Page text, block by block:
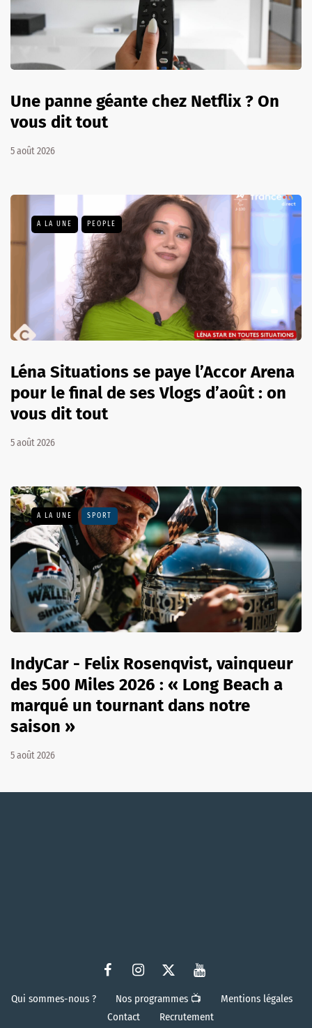
Une panne géante chez Netflix ? On
vous dit tout
5 août 2026
A LA UNE PEOPLE
Léna Situations se paye l’Accor Arena
pour le final de ses Vlogs d’août : on
vous dit tout
5 août 2026
A LA UNE SPORT
IndyCar - Felix Rosenqvist, vainqueur
des 500 Miles 2026 : « Long Beach a
marqué un tournant dans notre
saison »
5 août 2026
Qui sommes-nous ? Nos programmes 📺
Mentions légales
Contact
Recrutement